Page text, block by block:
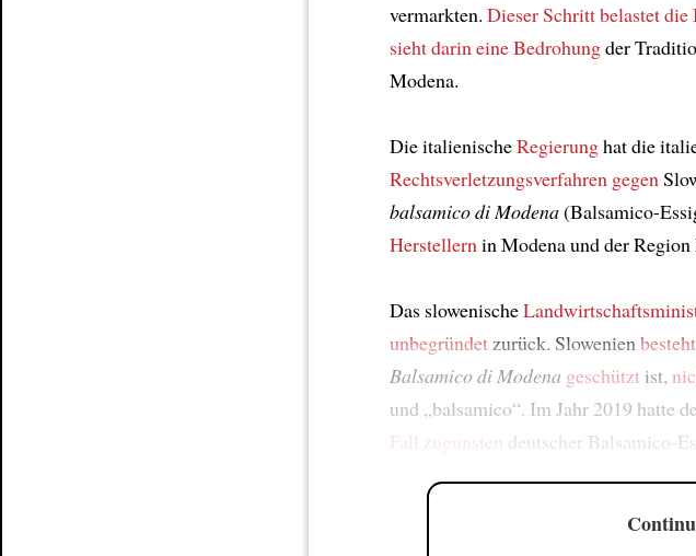
vermarkten. Dieser Schrittbelastet die
sieht darin eine Bedrohungder
Modena.
Die italienischeRegierunghat die
Rechtsverletzungsverfahren gegen
balsamico di Modena(Balsamico-
Herstellernin Modena und der
Das slowenische
unbegründetzurück. Slowenien
Balsamico di Modena geschützt ist,
und „balsamico“. Im Jahr 2019 hatte
Fall zugunsten deutscher Balsamico-